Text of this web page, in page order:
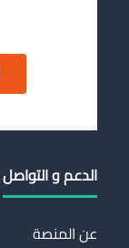
الدعم و التواصل
عن المنصة